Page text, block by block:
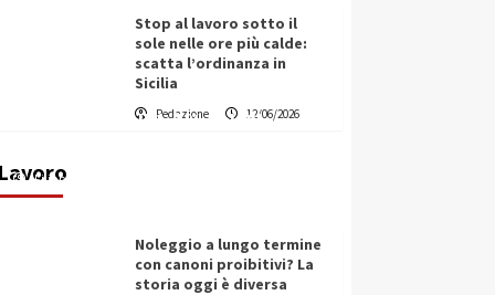
Stop al lavoro sotto il
sole nelle ore più calde:
scatta l’ordinanza in
Sicilia
Redazione 12/06/2026
Lavoro
Vino in Italia: il giro d’affari
contribuisce all’1,1% del PIL
Filippo Cardinale
Noleggio a lungo termine
con canoni proibitivi? La
storia oggi è diversa